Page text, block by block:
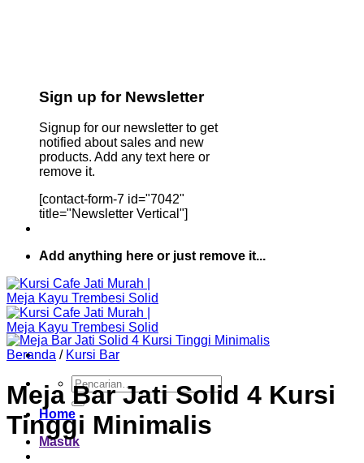
Sign up for Newsletter
Signup for our newsletter to get
notified about sales and new
products. Add any text here or
remove it.
[contact-form-7 id="7042"
title="Newsletter Vertical"]
Add anything here or just remove it...
Pencarian
untuk:
Home
Masuk
Beranda / Kursi Bar
Meja Bar Jati Solid 4 Kursi
Tinggi Minimalis